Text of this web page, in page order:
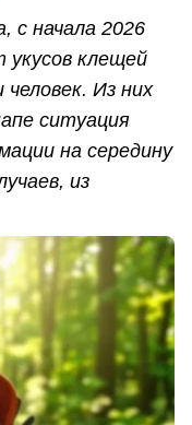
с начала 2026
укусов клещей
Из них
ситуация
на середину
из